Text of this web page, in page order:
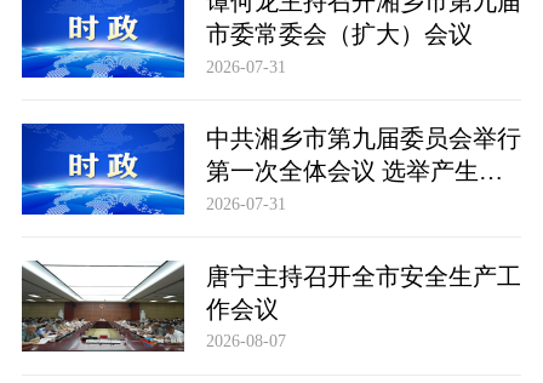
全身的工作”——突出重点推进健康中
国建设观察]
一见·三个关键词，读懂中国经济“半年
市委常委会（扩大）会议
2026-07-31
中共湘乡市第九届委员会举行
第一次全体会议 选举产生新
一届市委常委班子
2026-07-31
唐宁主持召开全市安全生产工
作会议
2026-08-07